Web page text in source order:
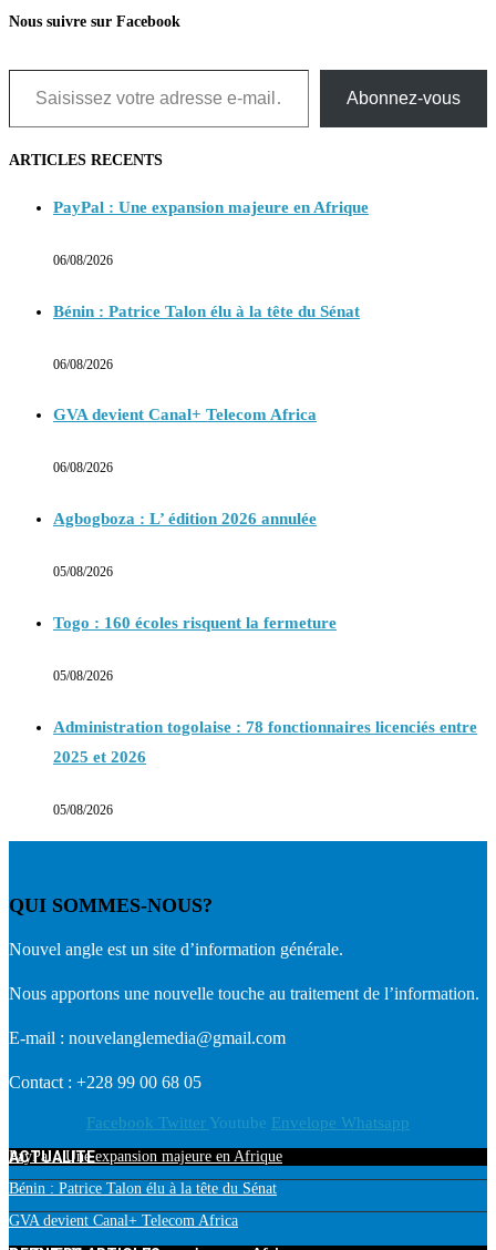
Nous suivre sur Facebook
Saisissez votre adresse e-mail…
Abonnez-vous
ARTICLES RECENTS
PayPal : Une expansion majeure en Afrique
06/08/2026
Bénin : Patrice Talon élu à la tête du Sénat
06/08/2026
GVA devient Canal+ Telecom Africa
06/08/2026
Agbogboza : L’ édition 2026 annulée
05/08/2026
Togo : 160 écoles risquent la fermeture
05/08/2026
Administration togolaise : 78 fonctionnaires licenciés entre
2025 et 2026
05/08/2026
QUI SOMMES-NOUS?
Nouvel angle est un site d’information générale.
Nous apportons une nouvelle touche au traitement de l’information.
E-mail : nouvelanglemedia@gmail.com
Contact : +228 99 00 68 05
Facebook Twitter Youtube Envelope Whatsapp
ACTUALITE
PayPal : Une expansion majeure en Afrique
Bénin : Patrice Talon élu à la tête du Sénat
GVA devient Canal+ Telecom Africa